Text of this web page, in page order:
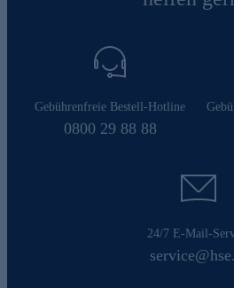
Gebührenfreie Bestell-Hotline
0800 29 88 88
24/7 E-Mail-